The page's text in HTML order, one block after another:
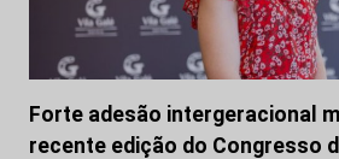
Forte adesão intergeracional
recente edição do Congresso